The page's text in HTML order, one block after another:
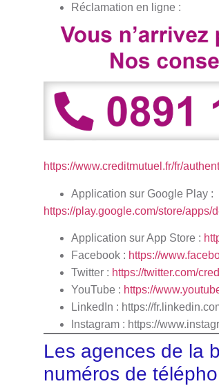
Réclamation en ligne :
https://www.creditmutuel.fr/fr/
Application sur Google Play :
https://play.google.com/store/
Application sur App Store :
Facebook : https://
Twitter : https://twitter.com/
YouTube : https://
LinkedIn : https://
Instagram : https://
Les agences de la
numéros de